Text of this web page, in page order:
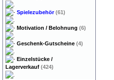
Spielezubehör (61)
Motivation / Belohnung (6)
Geschenk-Gutscheine (4)
Einzelstücke /
Lagerverkauf (424)